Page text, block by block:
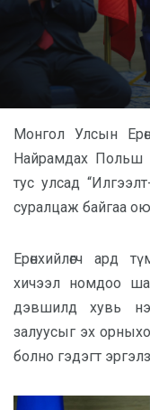
Монгол Улсын
Найрамдах Польш
тус улсад “Илгээлт-
суралцаж байгаа
Ерөнхийлөгч ард
хичээл номдоо
дэвшилд хувь
залуусыг эх
болно гэдэгт